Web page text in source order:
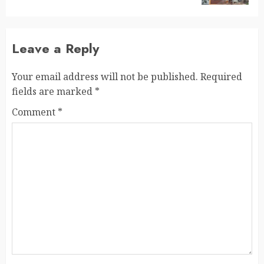
Leave a Reply
Your email address will not be published. Required
fields are marked *
Comment *